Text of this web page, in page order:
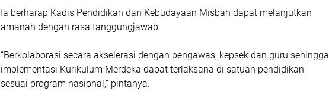
Ia berharap Kadis Pendidikan dan Kebudayaan Misbah dapat melanjutkan
amanah dengan rasa tanggungjawab.
“Berkolaborasi secara akselerasi dengan pengawas, kepsek dan guru sehingga
implementasi Kurikulum Merdeka dapat terlaksana di satuan pendidikan
sesuai program nasional,” pintanya.